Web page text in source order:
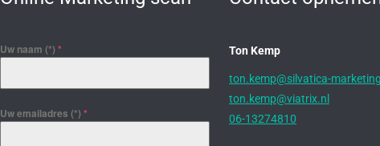
Uw naam (*) *
Uw emailadres (*) *
Ton Kemp
ton.kemp@silvatica-
ton.kemp@viatrix.nl
06-13274810